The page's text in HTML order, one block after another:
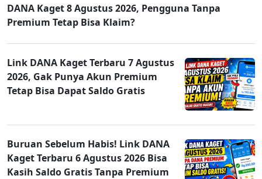
DANA Kaget 8 Agustus 2026, Pengguna Tanpa
Premium Tetap Bisa Klaim?
Link DANA Kaget Terbaru 7 Agustus
2026, Gak Punya Akun Premium
Tetap Bisa Dapat Saldo Gratis
Buruan Sebelum Habis! Link DANA
Kaget Terbaru 6 Agustus 2026 Bisa
Kasih Saldo Gratis Tanpa Premium